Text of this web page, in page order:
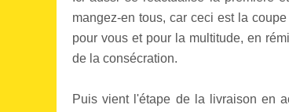
mangez-en tous, car ceci est la
pour vous et pour la multitude, en
de la consécration.
Puis vient l'étape de la livraison en